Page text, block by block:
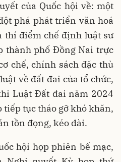
của Quốc hội về: một
phá phát triển văn hoá
thí điểm chế định luật sư
thành phố Đồng Nai trực
chế, chính sách đặc thù
về đất đai của tổ chức,
Luật Đất đai năm 2024
tiếp tục tháo gỡ khó khăn,
tồn đọng, kéo dài.
hội họp phiên bế mạc,